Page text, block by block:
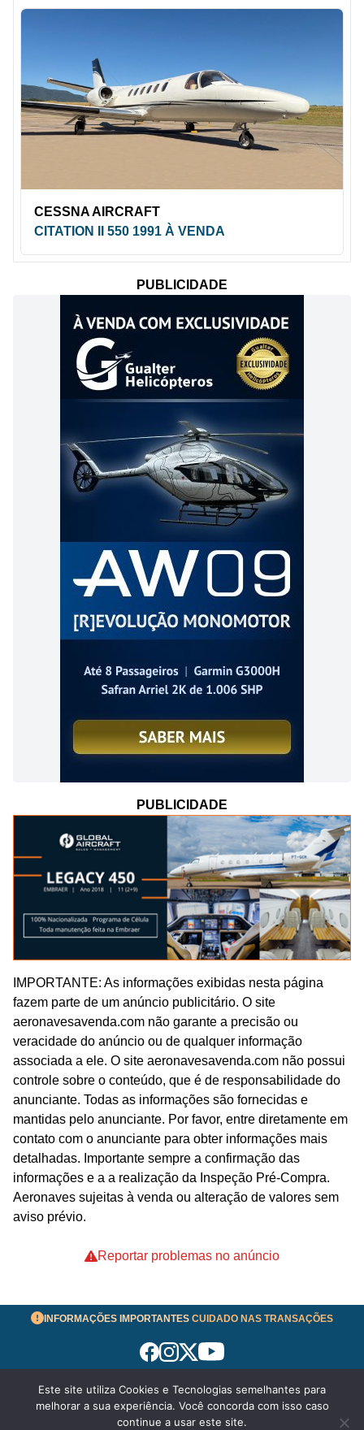
CESSNA AIRCRAFT
CITATION II 550 1991 À VENDA
PUBLICIDADE
PUBLICIDADE
IMPORTANTE: As informações exibidas nesta página
fazem parte de um anúncio publicitário. O site
aeronavesavenda.com não garante a precisão ou
veracidade do anúncio ou de qualquer informação
associada a ele. O site aeronavesavenda.com não possui
controle sobre o conteúdo, que é de responsabilidade do
anunciante. Todas as informações são fornecidas e
mantidas pelo anunciante. Por favor, entre diretamente em
contato com o anunciante para obter informações mais
detalhadas. Importante sempre a confirmação das
informações e a a realização da Inspeção Pré-Compra.
Aeronaves sujeitas à venda ou alteração de valores sem
aviso prévio.
Reportar problemas no anúncio
INFORMAÇÕES IMPORTANTES CUIDADO NAS TRANSAÇÕES
Termos de Uso
© 2026 aeronavesavenda.com | Todos os Direitos
Este site utiliza Cookies e Tecnologias semelhantes para
melhorar a sua experiência. Você concorda com isso caso
continue a usar este site.